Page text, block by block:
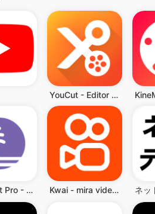
YouCut - Editor de Videos
BitTorrent Pro - Torrent App Kwai - mira videos divertidos